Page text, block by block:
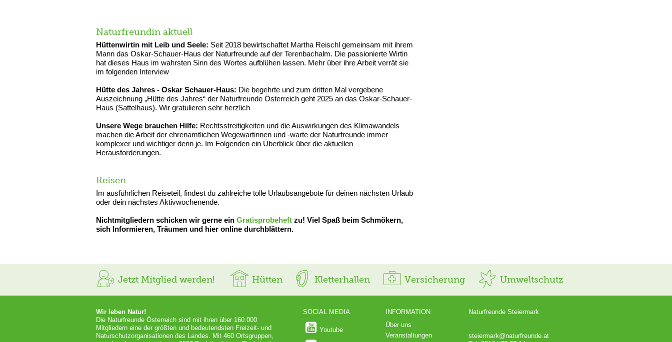
Naturfreundin aktuell
Hüttenwirtin mit Leib und Seele: Seit 2018 bewirtschaftet Martha Reischl gemeinsam mit ihrem
Mann das Oskar-Schauer-Haus der Naturfreunde auf der Terenbachalm. Die passionierte Wirtin
hat dieses Haus im wahrsten Sinn des Wortes aufblühen lassen. Mehr über ihre Arbeit verrät sie
im folgenden Interview
Hütte des Jahres - Oskar Schauer-Haus: Die begehrte und zum dritten Mal vergebene
Auszeichnung „Hütte des Jahres“ der Naturfreunde Österreich geht 2025 an das Oskar-Schauer-
Haus (Sattelhaus). Wir gratulieren sehr herzlich
Unsere Wege brauchen Hilfe: Rechtsstreitigkeiten und die Auswirkungen des Klimawandels
machen die Arbeit der ehrenamtlichen Wegewartinnen und -warte der Naturfreunde immer
komplexer und wichtiger denn je. Im Folgenden ein Überblick über die aktuellen
Herausforderungen.
Reisen
Im ausführlichen Reiseteil, findest du zahlreiche tolle Urlaubsangebote für deinen nächsten Urlaub
oder dein nächstes Aktivwochenende.
Nichtmitgliedern schicken wir gerne ein Gratisprobeheft zu! Viel Spaß beim Schmökern,
sich Informieren, Träumen und hier online durchblättern.
Jetzt Mitglied werden! Hütten Kletterhallen Versicherung Umweltschutz
Wir leben Natur!
Die Naturfreunde Österreich sind mit ihren über 160.000
Mitgliedern eine der größten und bedeutendsten Freizeit- und
Naturschutzorganisationen des Landes. Mit 460 Ortsgruppen,
SOCIAL MEDIA
Youtube
INFORMATION
Über uns
Veranstaltungen
Naturfreunde Steiermark
steiermark@naturfreunde.at